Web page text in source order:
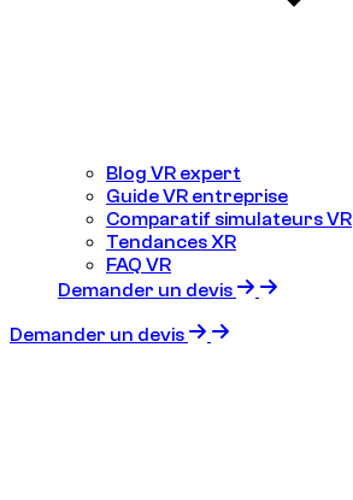
Blog VR expert
Guide VR entreprise
Comparatif simulateurs VR
Tendances XR
FAQ VR
Demander un devis
Demander un devis